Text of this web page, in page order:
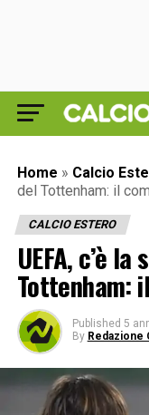
Home » Calcio
del Tottenham: il
CALCIO ESTERO
UEFA, c’è
Tottenham:
Published 5
By Redazione